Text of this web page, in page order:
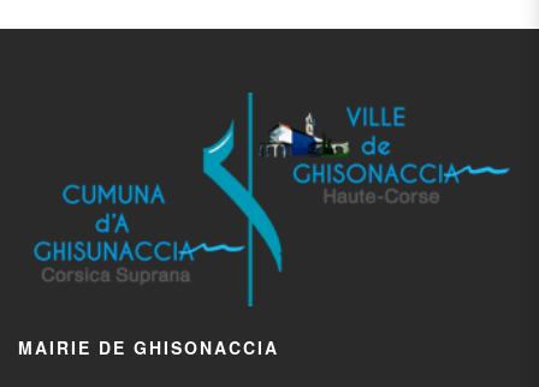
MAIRIE DE GHISONACCIA